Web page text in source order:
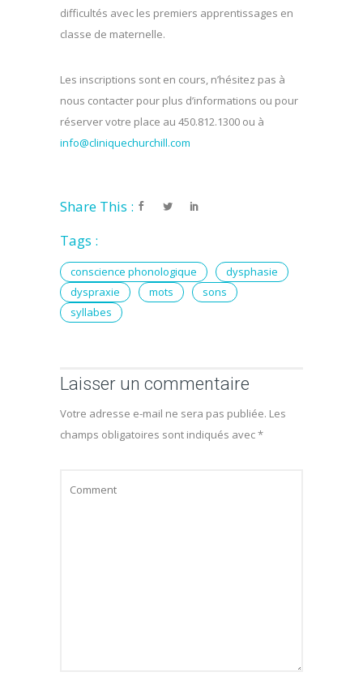
difficultés avec les premiers apprentissages en
classe de maternelle.
Les inscriptions sont en cours, n’hésitez pas à
nous contacter pour plus d’informations ou pour
réserver votre place au 450.812.1300 ou à
info@cliniquechurchill.com
Share This :
Tags :
conscience phonologique
dysphasie
dyspraxie
mots
sons
syllabes
Laisser un commentaire
Votre adresse e-mail ne sera pas publiée. Les
champs obligatoires sont indiqués avec*